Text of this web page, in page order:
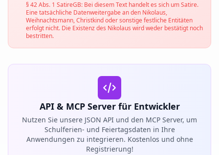
§ 42 Abs. 1 SatireGB: Bei diesem Text handelt es sich um Satire.
Eine tatsächliche Datenweitergabe an den Nikolaus,
Weihnachtsmann, Christkind oder sonstige festliche Entitäten
erfolgt nicht. Die Existenz des Nikolaus wird weder bestätigt noch
bestritten.
API & MCP Server für Entwickler
Nutzen Sie unsere JSON API und den MCP Server, um
Schulferien- und Feiertagsdaten in Ihre
Anwendungen zu integrieren. Kostenlos und ohne
Registrierung!